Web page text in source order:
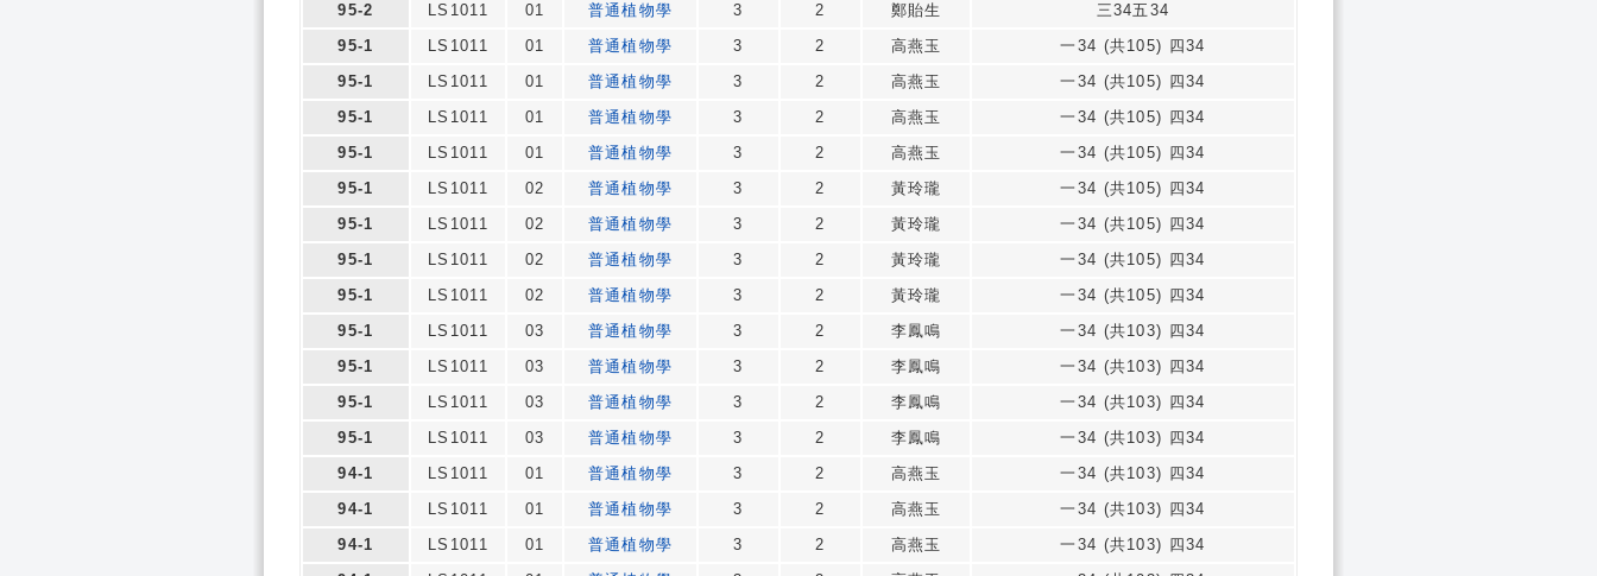
95-2
LS1011 01 普通植物學 3 2 鄭貽生
三34五34
95-1
LS1011 01 普通植物學 3 2 高燕玉
一34 (共105) 四34
95-1
LS1011 01 普通植物學 3 2 高燕玉
一34 (共105) 四34
95-1
LS1011 01 普通植物學 3 2 高燕玉
一34 (共105) 四34
95-1
LS1011 01 普通植物學 3 2 高燕玉
一34 (共105) 四34
95-1
LS1011 02 普通植物學 3 2 黃玲瓏
一34 (共105) 四34
95-1
LS1011 02 普通植物學 3 2 黃玲瓏
一34 (共105) 四34
95-1
LS1011 02 普通植物學 3 2 黃玲瓏
一34 (共105) 四34
95-1
LS1011 02 普通植物學 3 2 黃玲瓏
一34 (共105) 四34
95-1
LS1011 03 普通植物學 3 2 李鳳鳴
一34 (共103) 四34
95-1
LS1011 03 普通植物學 3 2 李鳳鳴
一34 (共103) 四34
95-1
LS1011 03 普通植物學 3 2 李鳳鳴
一34 (共103) 四34
95-1
LS1011 03 普通植物學 3 2 李鳳鳴
一34 (共103) 四34
94-1
LS1011 01 普通植物學 3 2 高燕玉
一34 (共103) 四34
94-1
LS1011 01 普通植物學 3 2 高燕玉
一34 (共103) 四34
94-1
LS1011 01 普通植物學 3 2 高燕玉
一34 (共103) 四34